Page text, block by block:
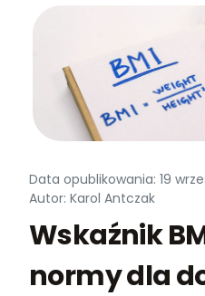
Data opublikowania: 19
Autor: Karol Antczak
Wskaźnik
normy dla